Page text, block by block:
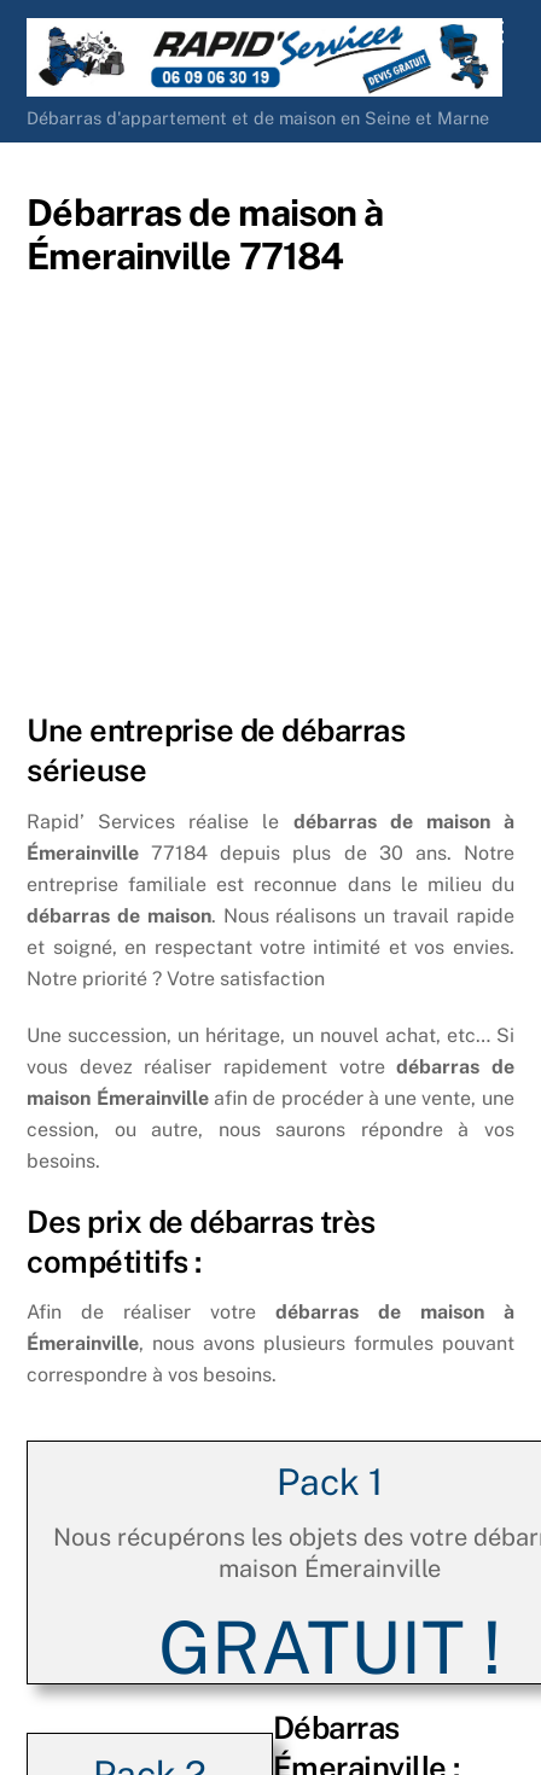
Skip
content
Débarras d'appartement et de maison en Seine et Marne
Débarras de maison à
Émerainville 77184
Une entreprise de débarras
sérieuse
Rapid’ Services réalise le débarras de maison à
Émerainville 77184 depuis plus de 30 ans. Notre
entreprise familiale est reconnue dans le milieu du
débarras de maison. Nous réalisons un travail rapide
et soigné, en respectant votre intimité et vos envies.
Notre priorité ? Votre satisfaction
Une succession, un héritage, un nouvel achat, etc… Si
vous devez réaliser rapidement votredébarras de
maison Émerainvilleafin de procéder à une vente, une
cession, ou autre, nous saurons répondre à vos
besoins.
Des prix de débarras très
compétitifs :
Afin de réaliser votre débarras de maison à
Émerainville, nous avons plusieurs formules pouvant
correspondre à vos besoins.
Pack 1
Nous récupérons les objets des votre
maison Émerainville
GRATUIT !
Débarras